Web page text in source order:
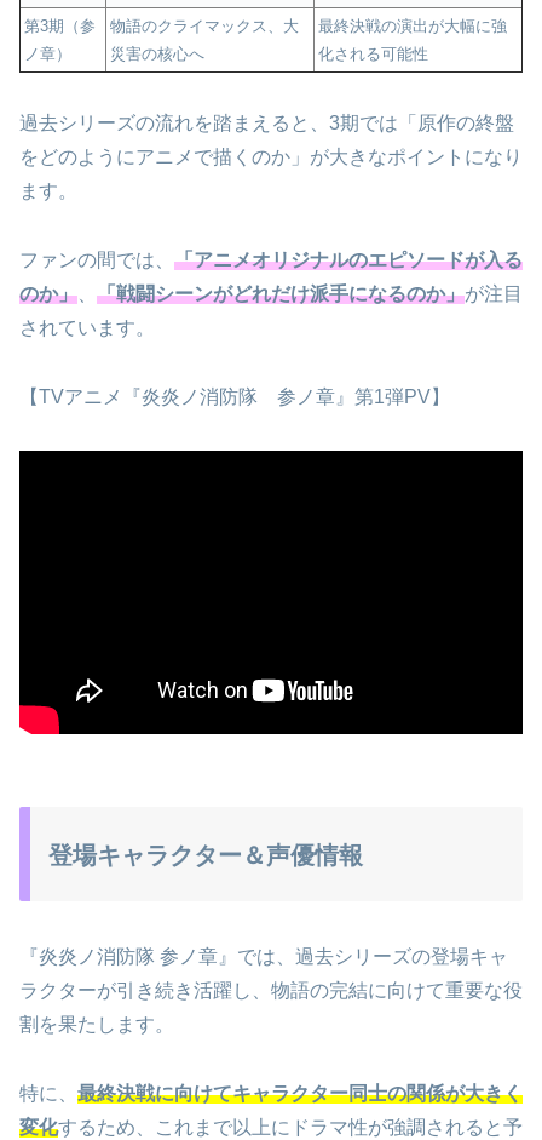
第3期（参
ノ章）
物語のクライマックス、大
災害の核心へ
最終決戦の演出が大幅に強
化される可能性
過去シリーズの流れを踏まえると、3期では「原作の終盤
をどのようにアニメで描くのか」が大きなポイントになり
ます。
ファンの間では、 「アニメオリジナルのエピソードが入る
のか」
「戦闘シーンがどれだけ派手になるのか」が注目
されています。
【TVアニメ『炎炎ノ消防隊 参ノ章』第1弾PV】
登場キャラクター＆声優情報
『炎炎ノ消防隊 参ノ章』では、過去シリーズの登場キャ
ラクターが引き続き活躍し、物語の完結に向けて重要な役
割を果たします。
特に、 最終決戦に向けてキャラクター同士の関係が大きく
変化するため、これまで以上にドラマ性が強調されると予